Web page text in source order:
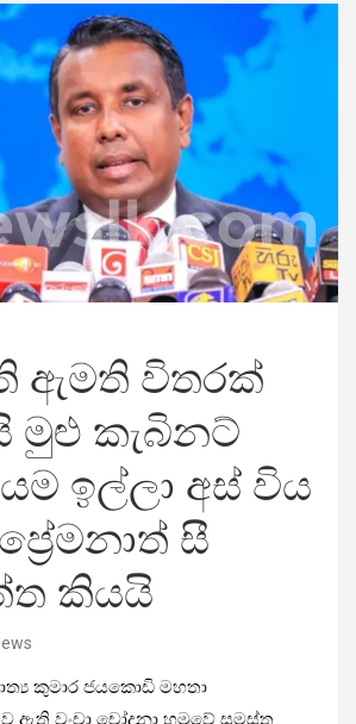
ඇමති විතරක්
මුළු කැබිනට්
ඉල්ලා අස් විය
සී
කියයි
කුමාර ජයකොඩි මහතා
ඇති වංචා චෝදනා හමුවේ සමස්ත